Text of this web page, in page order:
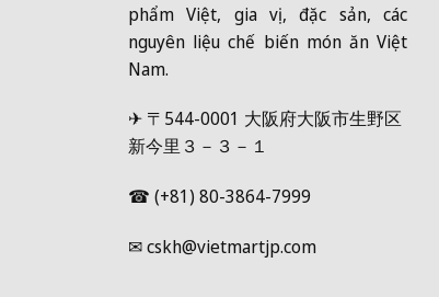
phẩm Việt, gia vị, đặc sản, các
nguyên liệu chế biến món ăn Việt
Nam.
✈ 〒544-0001 大阪府大阪市生野区
新今里３－３－１
☎ (+81) 80-3864-7999
✉ cskh@vietmartjp.com